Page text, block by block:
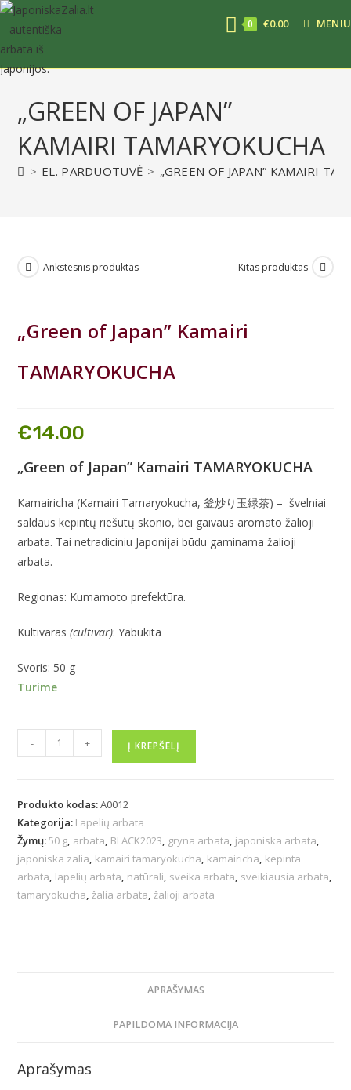
0 €0.00 MENIU
„GREEN OF JAPAN”
KAMAIRI TAMARYOKUCHA
> EL. PARDUOTUVĖ > „GREEN OF JAPAN” KAMAIRI
Ankstesnis produktas Kitas produktas
„Green of Japan” Kamairi
TAMARYOKUCHA
€14.00
„Green of Japan” Kamairi TAMARYOKUCHA
Kamairicha (Kamairi Tamaryokucha, 釜炒り玉緑茶) – švelniai
saldaus kepintų riešutų skonio, bei gaivaus aromato žalioji
arbata. Tai netradiciniu Japonijai būdu gaminama žalioji
arbata.
Regionas: Kumamoto prefektūra.
Kultivaras(cultivar): Yabukita
Svoris: 50 g
Turime
- + Į KREPŠELĮ
Produkto kodas:A0012
Kategorija: Lapelių arbata
Žymų:50 g, arbata, BLACK2023, gryna arbata, japoniska arbata,
japoniska zalia, kamairi tamaryokucha, kamairicha, kepinta
arbata, lapelių arbata, natūrali, sveika arbata, sveikiausia arbata,
tamaryokucha,žalia arbata,žalioji arbata
APRAŠYMAS
PAPILDOMA INFORMACIJA
Aprašymas